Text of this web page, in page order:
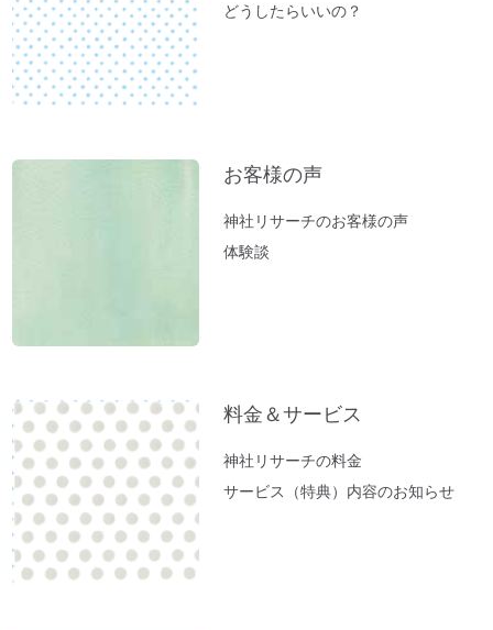
【春のおそうじ】参拝前の自宅おそうじ～
福を入れるスペース作り。
富士山絶景ポイント♪「新倉富士浅間神
しい空気になっていました。
【職場の浄化：ご感想】息苦しさを感じな
くなり居心地が良くなりました♪
新生活スタート！生年月日から調べる「鎮
春分ですね。今週やるべきこととは？
方位除けへ行ってきました（２）あの空海
も祈願した「方違神社」＠大阪
方位除けへ行ってきました（１）方位取り
の時間がない方に。
家族のモメ事は、しあわせのチャンス。
どうしたらいいの？
お客様の声
神社リサーチのお客様の声
体験談
料金＆サービス
神社リサーチの料金
サービス（特典）内容のお知らせ